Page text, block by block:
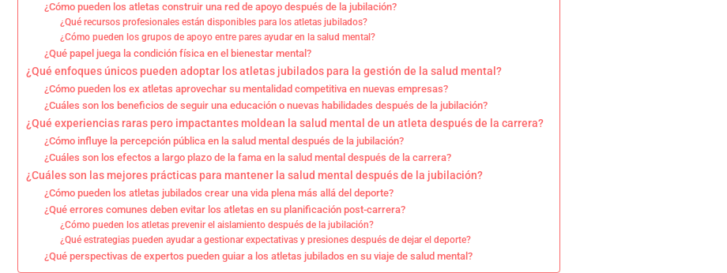
¿Cómo pueden los atletas construir una red de apoyo después de la jubilación?
¿Qué recursos profesionales están disponibles para los atletas jubilados?
¿Cómo pueden los grupos de apoyo entre pares ayudar en la salud mental?
¿Qué papel juega la condición física en el bienestar mental?
¿Qué enfoques únicos pueden adoptar los atletas jubilados para la gestión de la salud mental?
¿Cómo pueden los ex atletas aprovechar su mentalidad competitiva en nuevas empresas?
¿Cuáles son los beneficios de seguir una educación o nuevas habilidades después de la jubilación?
¿Qué experiencias raras pero impactantes moldean la salud mental de un atleta después de la carrera?
¿Cómo influye la percepción pública en la salud mental después de la jubilación?
¿Cuáles son los efectos a largo plazo de la fama en la salud mental después de la carrera?
¿Cuáles son las mejores prácticas para mantener la salud mental después de la jubilación?
¿Cómo pueden los atletas jubilados crear una vida plena más allá del deporte?
¿Qué errores comunes deben evitar los atletas en su planificación post-carrera?
¿Cómo pueden los atletas prevenir el aislamiento después de la jubilación?
¿Qué estrategias pueden ayudar a gestionar expectativas y presiones después de dejar el deporte?
¿Qué perspectivas de expertos pueden guiar a los atletas jubilados en su viaje de salud mental?